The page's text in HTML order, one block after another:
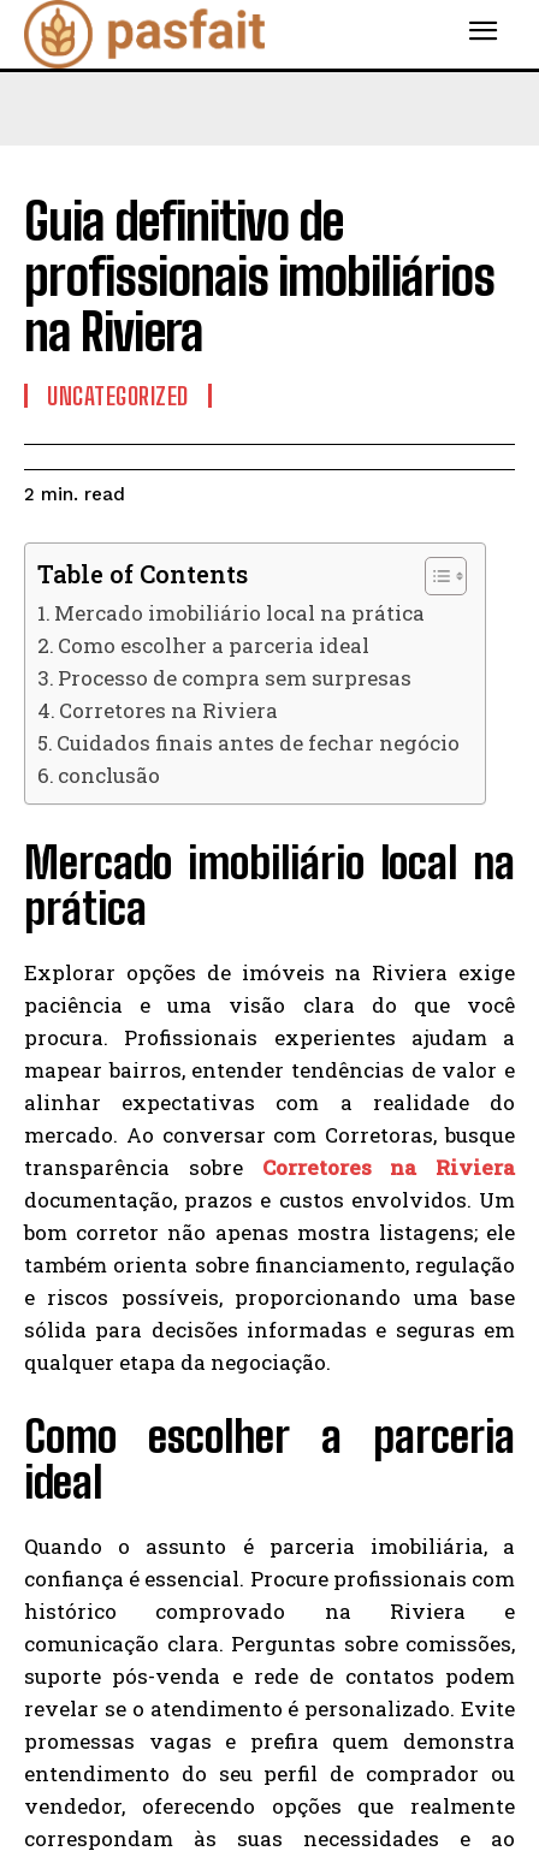
Guia definitivo de
profissionais imobiliários
na Riviera
UNCATEGORIZED
2 min. read
Table of Contents
Mercado imobiliário local na prática
Como escolher a parceria ideal
Processo de compra sem surpresas
Corretores na Riviera
Cuidados finais antes de fechar negócio
conclusão
Mercado imobiliário local na
prática
Explorar opções de imóveis na Riviera exige
paciência e uma visão clara do que você
procura. Profissionais experientes ajudam a
mapear bairros, entender tendências de valor e
alinhar expectativas com a realidade do
mercado. Ao conversar com Corretoras, busque
transparência sobre Corretores na Riviera
documentação, prazos e custos envolvidos. Um
bom corretor não apenas mostra listagens; ele
também orienta sobre financiamento, regulação
e riscos possíveis, proporcionando uma base
sólida para decisões informadas e seguras em
qualquer etapa da negociação.
Como escolher a parceria
ideal
Quando o assunto é parceria imobiliária, a
confiança é essencial. Procure profissionais com
histórico comprovado na Riviera e
comunicação clara. Perguntas sobre comissões,
suporte pós-venda e rede de contatos podem
revelar se o atendimento é personalizado. Evite
promessas vagas e prefira quem demonstra
entendimento do seu perfil de comprador ou
vendedor, oferecendo opções que realmente
correspondam às suas necessidades e ao